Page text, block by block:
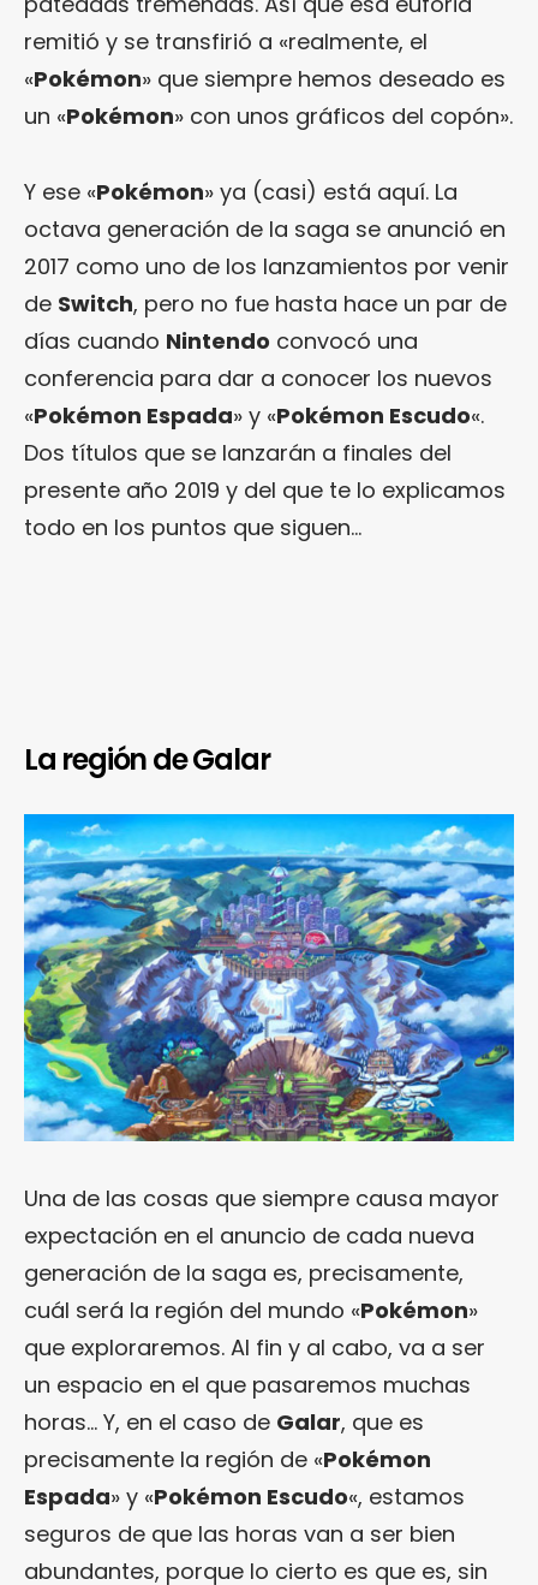
remitió y se transfirió a «realmente, el
«Pokémon» que siempre hemos deseado es
un «Pokémon» con unos gráficos del copón».
Y ese «Pokémon» ya (casi) está aquí. La
octava generación de la saga se anunció en
2017 como uno de los lanzamientos por venir
de Switch, pero no fue hasta hace un par de
días cuando Nintendo convocó una
conferencia para dar a conocer los nuevos
«Pokémon Espada» y «Pokémon Escudo«.
Dos títulos que se lanzarán a finales del
presente año 2019 y del que te lo explicamos
todo en los puntos que siguen…
La región de Galar
Una de las cosas que siempre causa mayor
expectación en el anuncio de cada nueva
generación de la saga es, precisamente,
cuál será la región del mundo «Pokémon»
que exploraremos. Al fin y al cabo, va a ser
un espacio en el que pasaremos muchas
horas… Y, en el caso de Galar, que es
precisamente la región de «Pokémon
Espada» y «Pokémon Escudo«, estamos
seguros de que las horas van a ser bien
abundantes, porque lo cierto es que es, sin